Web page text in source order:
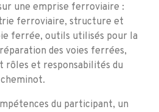
une emprise ferroviaire :
ferroviaire, structure et
ferrée, outils utilisés pour la
des voies ferrées,
rôles et responsabilités du
cheminot.
du participant, un